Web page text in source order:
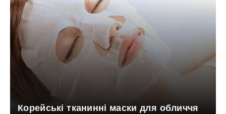
Корейські тканинні маски для обличчя